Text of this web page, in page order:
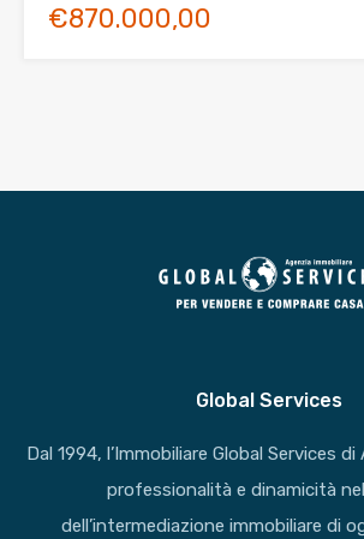
€870.000,00
Global Services
Dal 1994, l’Immobiliare Global Services
professionalità e dinamicità
dell’intermediazione immobiliare di